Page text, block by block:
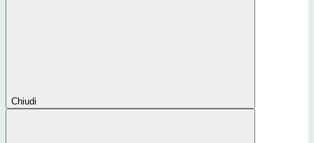
Chiudi